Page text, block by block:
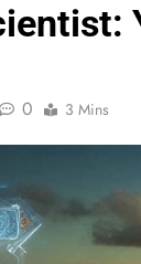
0 3 Mins